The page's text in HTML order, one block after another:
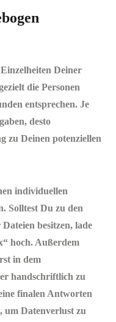
Deiner
die Personen
entsprechen. Je
desto
zu Deinen potenziellen
individuellen
Solltest Du zu den
besitzen, lade
hoch. Außerdem
in dem
handschriftlich zu
finalen Antworten
um Datenverlust zu